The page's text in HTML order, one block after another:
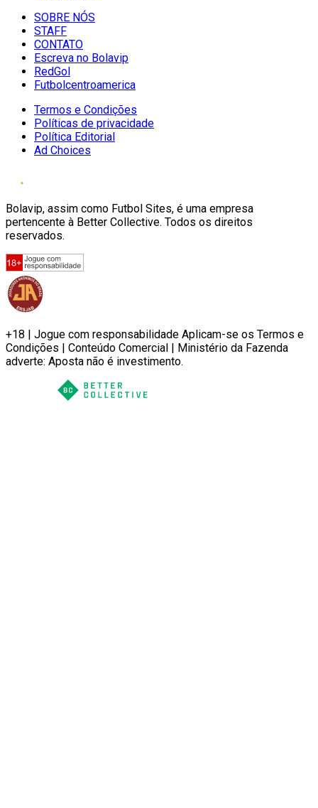
SOBRE NÓS
STAFF
CONTATO
Escreva no Bolavip
RedGol
Futbolcentroamerica
Termos e Condições
Políticas de privacidade
Política Editorial
Ad Choices
Bolavip, assim como Futbol Sites, é uma empresa
pertencente à Better Collective. Todos os direitos
reservados.
+18 | Jogue com responsabilidade Aplicam-se os Termos e
Condições | Conteúdo Comercial | Ministério da Fazenda
adverte: Aposta não é investimento.